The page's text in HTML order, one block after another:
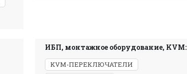
ИБП, монтажное оборудование, KVM:
KVM-ПЕРЕКЛЮЧАТЕЛИ